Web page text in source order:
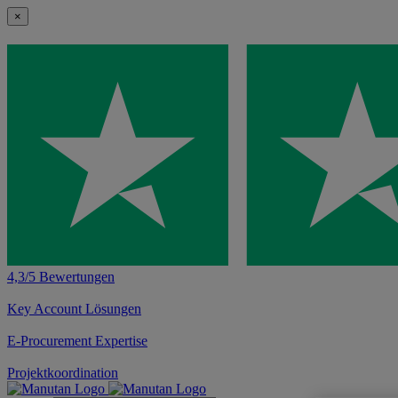
×
4,3/5 Bewertungen
Key Account Lösungen
E-Procurement Expertise
Projektkoordination